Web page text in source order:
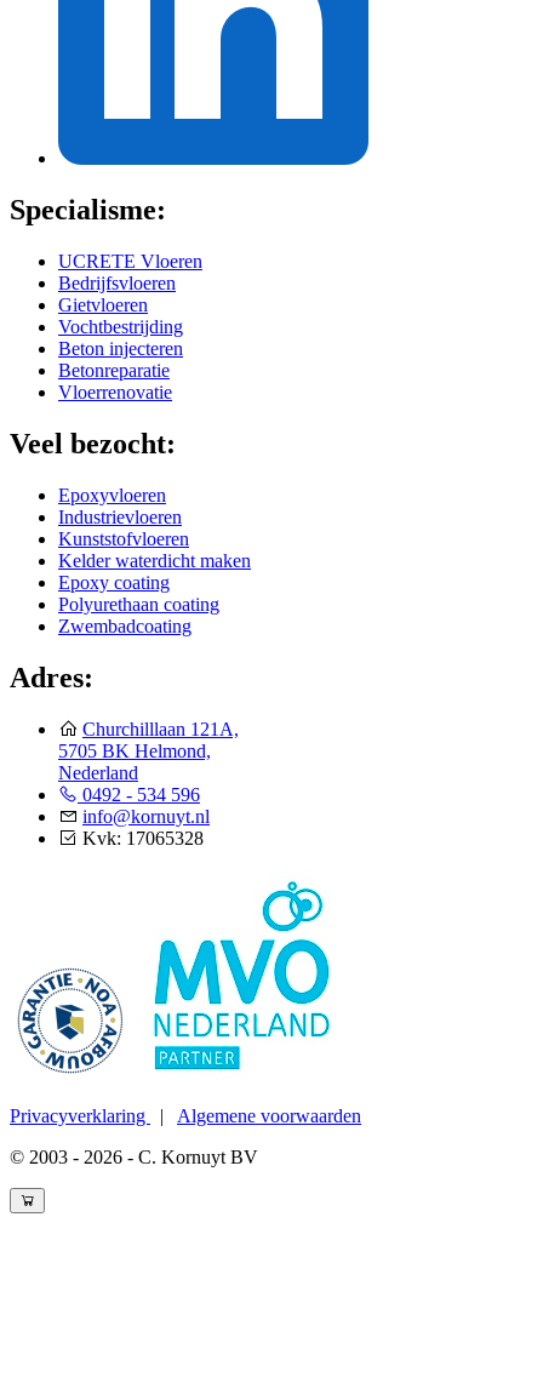
Specialisme:
UCRETE Vloeren
Bedrijfsvloeren
Gietvloeren
Vochtbestrijding
Beton injecteren
Betonreparatie
Vloerrenovatie
Veel bezocht:
Epoxyvloeren
Industrievloeren
Kunststofvloeren
Kelder waterdicht maken
Epoxy coating
Polyurethaan coating
Zwembadcoating
Adres:
Churchilllaan 121A,
5705 BK Helmond,
Nederland
0492 - 534 596
info@kornuyt.nl
Kvk: 17065328
Privacyverklaring | Algemene voorwaarden
© 2003 - 2026 - C. Kornuyt BV